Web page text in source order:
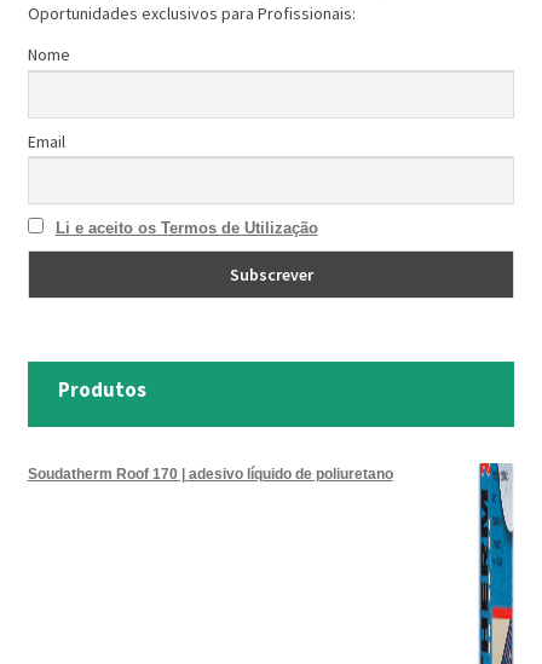
Oportunidades exclusivos para Profissionais:
Nome
Email
Li e aceito os Termos de Utilização
Produtos
Soudatherm Roof 170 | adesivo líquido de poliuretano